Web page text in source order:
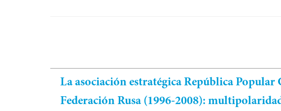
La asociación estratégica República Popular
Federación Rusa (1996-2008):